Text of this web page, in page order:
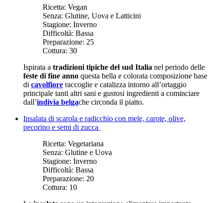
Ricetta: Vegan
Senza: Glutine, Uova e Latticini
Stagione: Inverno
Difficoltà: Bassa
Preparazione: 25
Cottura: 30
Ispirata a tradizioni tipiche del sud Italia nel periodo delle
feste di fine anno questa bella e colorata composizione base
di cavolfiore raccoglie e catalizza intorno all’ortaggio
principale tanti altri sani e gustosi ingredienti a cominciare
dall’indivia belgache circonda il piatto.
Insalata di scarola e radicchio con mele, carote, olive,
pecorino e semi di zucca
Ricetta: Vegetariana
Senza: Glutine e Uova
Stagione: Inverno
Difficoltà: Bassa
Preparazione: 20
Cottura: 10